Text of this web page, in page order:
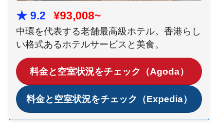
★ 9.2 ¥93,008~
中環を代表する老舗最高級ホテル。香港らし
い格式あるホテルサービスと美食。
料金と空室状況をチェック（Agoda）
料金と空室状況をチェック（Expedia）